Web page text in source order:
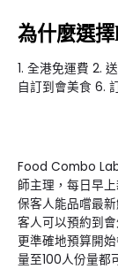
為什麼選
1. 全港免運費 2.
自訂到會美食 6.
Food Combo
師主理，每日早
保客人能品嚐最
客人可以預約到
更準確地預算開
量至100人份量都